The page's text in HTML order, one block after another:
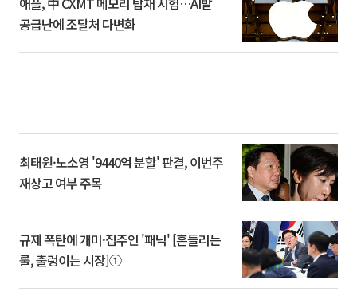
공급난에 조달처 다변화
최태원·노소영 '9440억 분할' 판결, 이번주
재상고 여부 주목
규제 폭탄에 개미·집주인 '패닉' [흔들리는
룰, 출렁이는 시장]①